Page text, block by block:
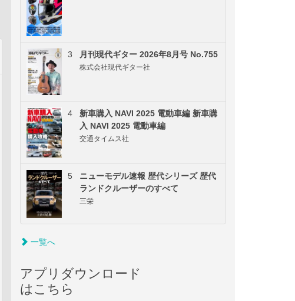
3 月刊現代ギター 2026年8月号 No.755
株式会社現代ギター社
4
新車購入 NAVI 2025 電動車編 新車購
入 NAVI 2025 電動車編
交通タイムス社
5
ニューモデル速報 歴代シリーズ 歴代
ランドクルーザーのすべて
三栄
一覧へ
アプリダウンロード
はこちら